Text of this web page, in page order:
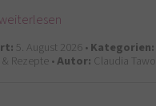
weiterlesen
5. August 2026 •Kategorien:
Rezepte •Autor: Claudia Tawo